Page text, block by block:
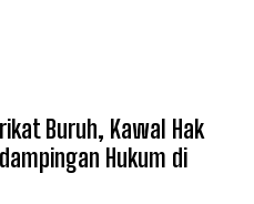
Buruh, Kawal Hak
Hukum di